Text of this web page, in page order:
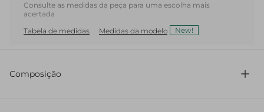
Consulte as medidas da peça para uma escolha mais
acertada
Tabela de medidas
Medidas da modelo New!
Composição